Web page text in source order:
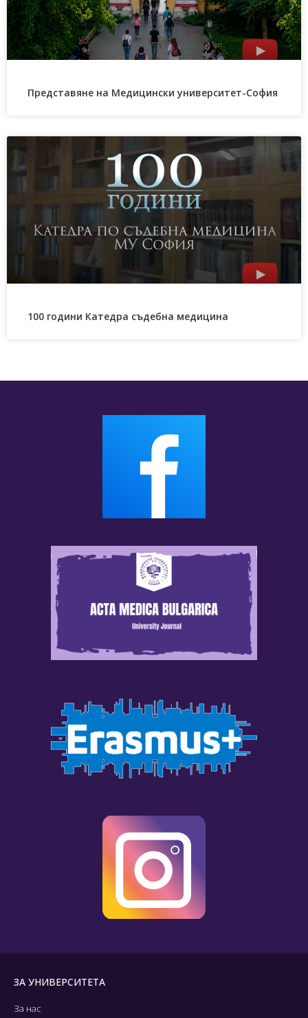
Представяне на Медицински университет-София
100 години Катедра съдебна медицина
ЗА УНИВЕРСИТЕТА
За нас